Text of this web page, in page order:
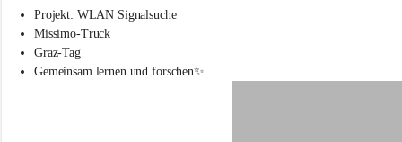
s
s
c
Projekt: WLAN Signalsuche
Missimo-Truck
Graz-Tag
Gemeinsam lernen und forschen✨